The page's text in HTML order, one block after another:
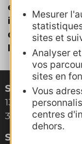
Mesurer
sites et
Analyser
vos
sites en
Vous
centres
dehors.
et du Drap
incontournable
d’hier et
l’économie
Site de
132, boulevard
34000
Site de Toulouse